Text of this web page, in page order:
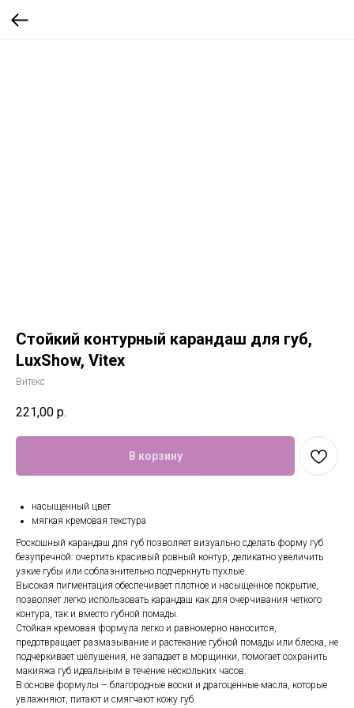
Стойкий контурный карандаш для губ,
LuxShow, Vitex
Витекс
221,00 р.
В корзину
насыщенный цвет
мягкая кремовая текстура
Роскошный карандаш для губ позволяет визуально сделать форму губ
безупречной: очертить красивый ровный контур, деликатно увеличить
узкие губы или соблазнительно подчеркнуть пухлые.
Высокая пигментация обеспечивает плотное и насыщенное покрытие,
позволяет легко использовать карандаш как для очерчивания четкого
контура, так и вместо губной помады.
Стойкая кремовая формула легко и равномерно наносится,
предотвращает размазывание и растекание губной помады или блеска, не
подчеркивает шелушения, не западает в морщинки, помогает сохранить
макияжа губ идеальным в течение нескольких часов.
В основе формулы – благородные воски и драгоценные масла, которые
увлажняют, питают и смягчают кожу губ.